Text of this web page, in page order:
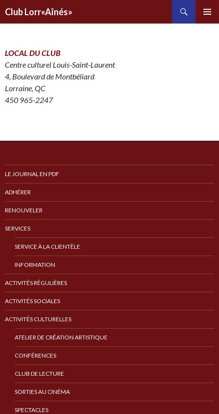
Club Lorr«Aînés»
PRINCIPAL
LOCAL DU CLUB
Centre culturel Louis-Saint-Laurent
4, Boulevard de Montbéliard
Lorraine, QC
450 965-2247
LE JOURNAL EN PDF
ADHÉRER
RENOUVELER
SERVICES
SERVICE À LA CLIENTÈLE
INFORMATION
ACTIVITÉS RÉGULIÈRES
ACTIVITÉS SOCIALES
ACTIVITÉS CULTURELLES
ATELIER DE CRÉATION ARTISTIQUE
CONFÉRENCES
CLUB DE LECTURE
SORTIES AU CINÉMA
SPECTACLES